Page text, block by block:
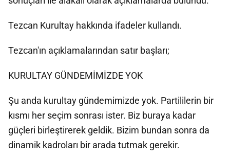
Tezcan Kurultay hakkında ifadeler kullandı.
Tezcan'ın açıklamalarından satır başları;
KURULTAY GÜNDEMİMİZDE YOK
Şu anda kurultay gündemimizde yok. Partililerin bir
kısmı her seçim sonrası ister. Biz buraya kadar
güçleri birleştirerek geldik. Bizim bundan sonra da
dinamik kadroları bir arada tutmak gerekir.